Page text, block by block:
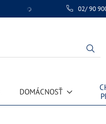
02/ 90
DOMÁCNOSŤ